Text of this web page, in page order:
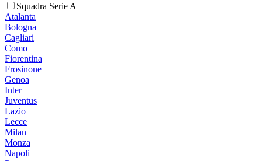
Squadra Serie A
Atalanta
Bologna
Cagliari
Como
Fiorentina
Frosinone
Genoa
Inter
Juventus
Lazio
Lecce
Milan
Monza
Napoli